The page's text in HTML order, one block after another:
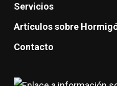
Servicios
Artículos sobre
Contacto